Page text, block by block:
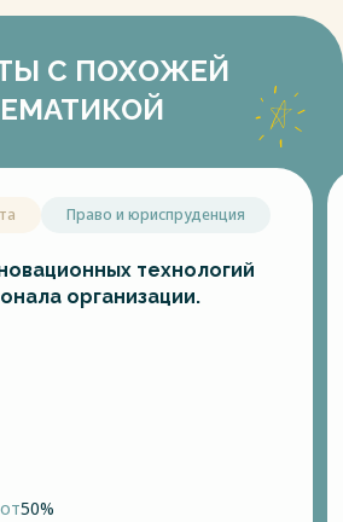
С ПОХОЖЕЙ
Право и юриспруденция
технологий
организации.
50%